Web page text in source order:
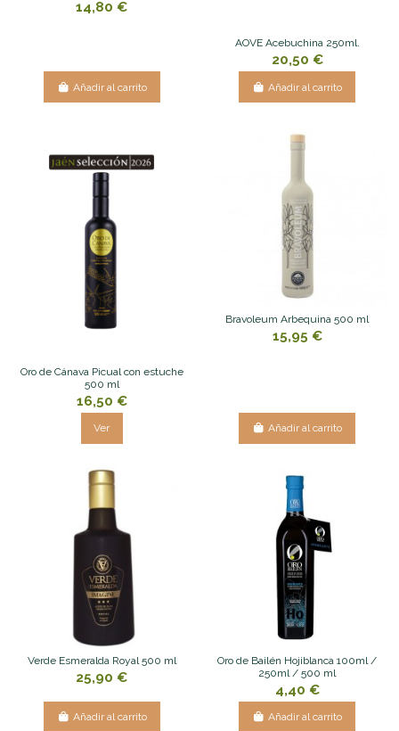
14,80 €
Añadir al carrito
AOVE Acebuchina 250ml.
20,50 €
Añadir al carrito
Oro de Cánava Picual con estuche
500 ml
16,50 €
Ver
Bravoleum Arbequina 500 ml
15,95 €
Añadir al carrito
Verde Esmeralda Royal 500 ml
25,90 €
Añadir al carrito
Oro de Bailén Hojiblanca 100ml /
250ml / 500 ml
4,40 €
Añadir al carrito